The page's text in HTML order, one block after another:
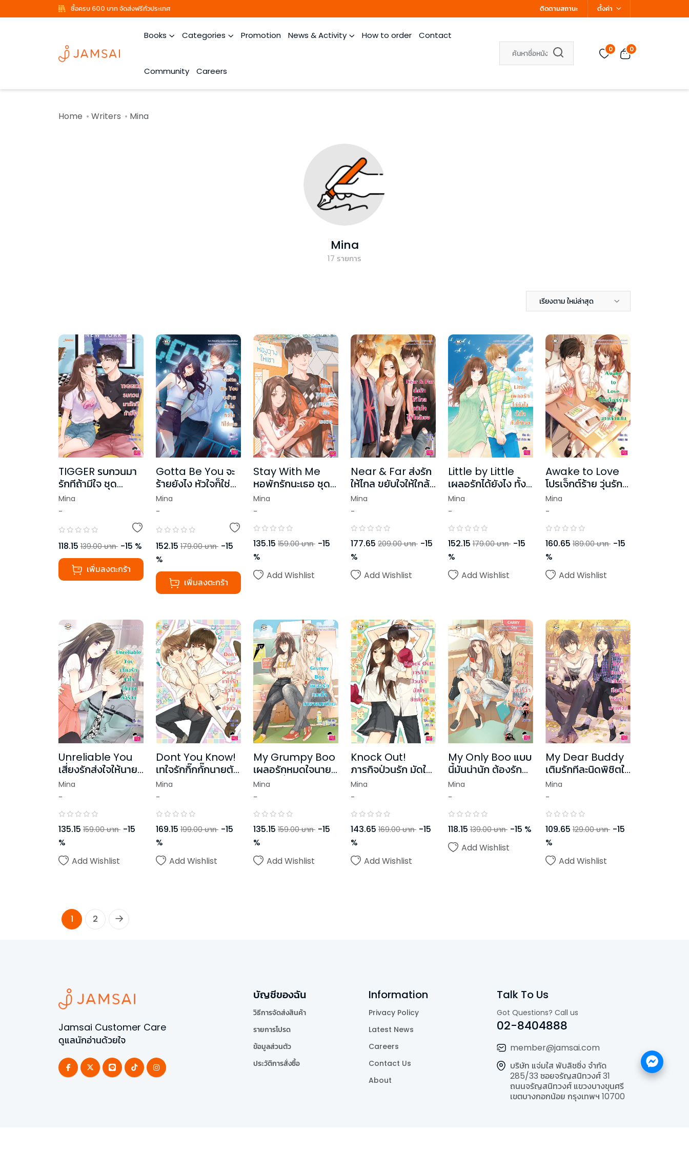
ซื้อครบ 600 บาท จัดส่งฟรีทั่วประเทศ ติดตามสถานะ ตั้งค่า
Books Categories Promotion News & Activity How to order Contact
Community Careers
0 0
Home Writers Mina
Mina
17 รายการ
เรียงตาม ใหม่ล่าสุด
TIGGER รบกวนมา
รักทีถ้ามีใจ ชุด
Head U, Luv You
Mina
-
118.15 139.00 บาท -15 %
เพิ่มลงตะกร้า
Gotta Be You จะ
ร้ายยังไง หัวใจก็ใช่
เธอ
Mina
-
152.15 179.00 บาท -15
%
เพิ่มลงตะกร้า
Stay With Me
หอพักรักนะเธอ ชุด
RealGuysFiction
Mina
-
135.15 159.00 บาท -15
%
Add Wishlist
Near & Far ส่งรัก
ให้ไกล ขยับใจให้ใกล้
เธอ
Mina
-
177.65 209.00 บาท -15
%
Add Wishlist
Little by Little
เผลอรักได้ยังไง ทั้ง
ใจดันให้เธอ
Mina
-
152.15 179.00 บาท -15
%
Add Wishlist
Awake to Love
โปรเจ็กต์ร้าย วุ่นรัก
นายตัวแสบ
Mina
-
160.65 189.00 บาท -15
%
Add Wishlist
Unreliable You
เสี่ยงรักส่งใจให้นาย
ตัวร้าย
Mina
-
135.15 159.00 บาท -15
%
Add Wishlist
Dont You Know!
เทใจรักกิ๊กกั๊กนายตัว
กวน
Mina
-
169.15 199.00 บาท -15
%
Add Wishlist
My Grumpy Boo
เผลอรักหมดใจนาย
จอมเหวี่ยง
Mina
-
135.15 159.00 บาท -15
%
Add Wishlist
Knock Out!
ภารกิจป่วนรัก มัดใจ
ยัยตัวดี
Mina
-
143.65 169.00 บาท -15
%
Add Wishlist
My Only Boo แบบ
นี้มันน่านัก ต้องรักซะ
แล้ว
Mina
-
118.15 139.00 บาท -15 %
Add Wishlist
My Dear Buddy
เติมรักทีละนิดพิชิตใจ
นายตัวดี
Mina
-
109.65 129.00 บาท -15
%
Add Wishlist
1 2
Jamsai Customer Care
ดูแลนักอ่านด้วยใจ
บัญชีของฉัน
วิธีการจัดส่งสินค้า
รายการโปรด
ข้อมูลส่วนตัว
ประวัติการสั่งซื้อ
Information
Privacy Policy
Latest News
Careers
Contact Us
About
Talk To Us
Got Questions? Call us
02-8404888
member@jamsai.com
บริษัท แจ่มใส พับลิชชิ่ง จำกัด
285/33 ซอยจรัญสนิทวงศ์ 31
ถนนจรัญสนิทวงศ์ แขวงบางขุนศรี
เขตบางกอกน้อย กรุงเทพฯ 10700